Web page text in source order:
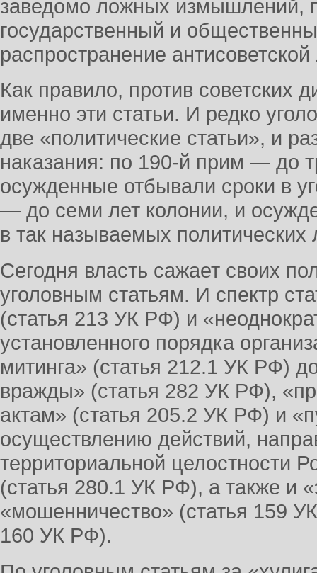
заведомо ложных измышлений,
государственный и
распространение
Как правило, против советских
именно эти статьи. И редко
две «политические статьи», и
наказания: по 190-й прим — до
осужденные отбывали сроки в
— до семи лет колонии, и
в так называемых политических
Сегодня власть сажает своих
уголовным статьям. И спектр
(статья 213 УК РФ) и
установленного порядка
митинга» (статья 212.1 УК РФ)
вражды» (статья 282 УК РФ),
актам» (статья 205.2 УК РФ) и
осуществлению действий,
территориальной целостности
(статья 280.1 УК РФ), а также и
«мошенничество» (статья 159
160 УК РФ).